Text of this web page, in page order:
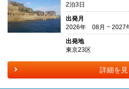
2泊3日
出発月
2026年 08月 ~ 2027
出発地
東京23区
詳細を見